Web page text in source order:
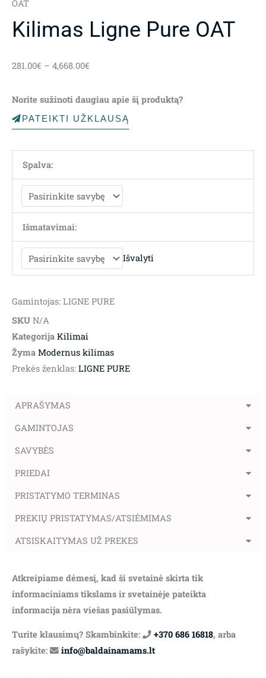
OAT
Kilimas Ligne Pure OAT
281.00€ – 4,668.00€
through
4,668.00€
Norite sužinoti daugiau apie šį produktą?
PATEIKTI UŽKLAUSĄ
Spalva:
Išmatavimai:
Išvalyti
Gamintojas: LIGNE PURE
SKU N/A
Kategorija Kilimai
Žyma Modernus kilimas
Prekės ženklas: LIGNE PURE
APRAŠYMAS
GAMINTOJAS
SAVYBĖS
PRIEDAI
PRISTATYMO TERMINAS
PREKIŲ PRISTATYMAS/ATSIĖMIMAS
ATSISKAITYMAS UŽ PREKES
Atkreipiame dėmesį, kad ši svetainė skirta tik
informaciniams tikslams ir svetainėje pateikta
informacija nėra viešas pasiūlymas.
Turite klausimų? Skambinkite: +370 686 16818, arba
rašykite:
info@baldainamams.lt